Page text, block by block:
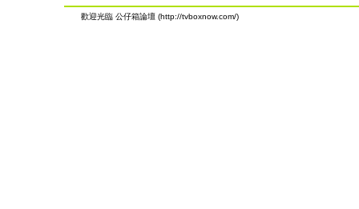
歡迎光臨 公仔箱論壇 (http://tvboxnow.com/)